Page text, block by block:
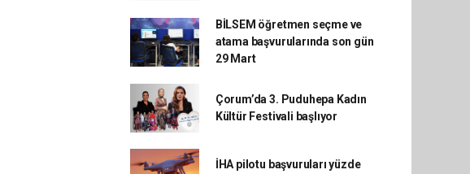
BİLSEM öğretmen seçme ve
atama başvurularında son gün
29 Mart
Çorum’da 3. Puduhepa Kadın
Kültür Festivali başlıyor
İHA pilotu başvuruları yüzde